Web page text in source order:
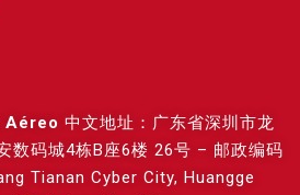
中文地址：广东省深圳市龙
数码城4栋B座6楼 26号 – 邮政编码
Tianan Cyber City, Huangge